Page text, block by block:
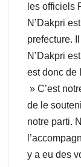
les officiels
N’Dakpri
prefecture.
N’Dakpri
est donc de
» C’est
de le
notre parti.
y a eu des